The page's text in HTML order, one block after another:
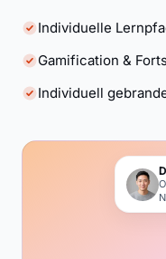
Individuelle
Gamification &
Individuell